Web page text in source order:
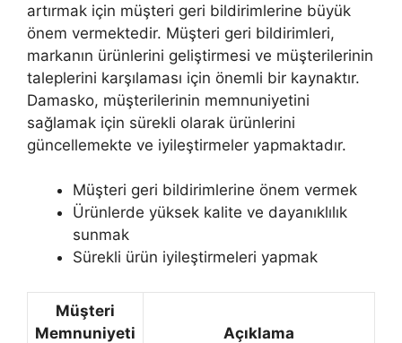
artırmak için müşteri geri bildirimlerine büyük
önem vermektedir. Müşteri geri bildirimleri,
markanın ürünlerini geliştirmesi ve müşterilerinin
taleplerini karşılaması için önemli bir kaynaktır.
Damasko, müşterilerinin memnuniyetini
sağlamak için sürekli olarak ürünlerini
güncellemekte ve iyileştirmeler yapmaktadır.
Müşteri geri bildirimlerine önem vermek
Ürünlerde yüksek kalite ve dayanıklılık
sunmak
Sürekli ürün iyileştirmeleri yapmak
Müşteri
Memnuniyeti
Açıklama